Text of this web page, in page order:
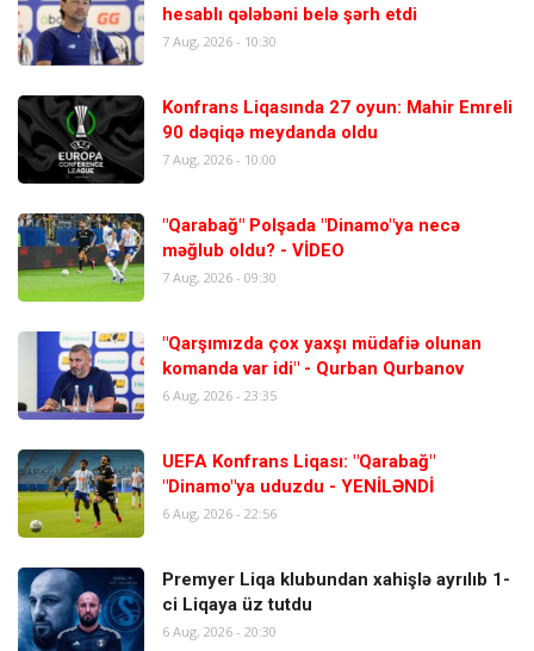
hesablı qələbəni belə şərh etdi
7 Aug, 2026 - 10:30
Konfrans Liqasında 27 oyun: Mahir Emreli
90 dəqiqə meydanda oldu
7 Aug, 2026 - 10:00
"Qarabağ" Polşada "Dinamo"ya necə
məğlub oldu? - VİDEO
7 Aug, 2026 - 09:30
"Qarşımızda çox yaxşı müdafiə olunan
komanda var idi" - Qurban Qurbanov
6 Aug, 2026 - 23:35
UEFA Konfrans Liqası: "Qarabağ"
"Dinamo"ya uduzdu - YENİLƏNDİ
6 Aug, 2026 - 22:56
Premyer Liqa klubundan xahişlə ayrılıb 1-
ci Liqaya üz tutdu
6 Aug, 2026 - 20:30